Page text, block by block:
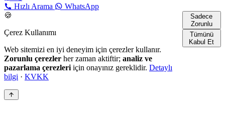
Hızlı Arama
WhatsApp
🍪
Çerez Kullanımı
Web sitemizi en iyi deneyim için çerezler kullanır.
Zorunlu çerezler her zaman aktiftir; analiz ve
pazarlama çerezleri için onayınız gereklidir. Detaylı
bilgi · KVKK
Sadece
Zorunlu
Tümünü
Kabul Et